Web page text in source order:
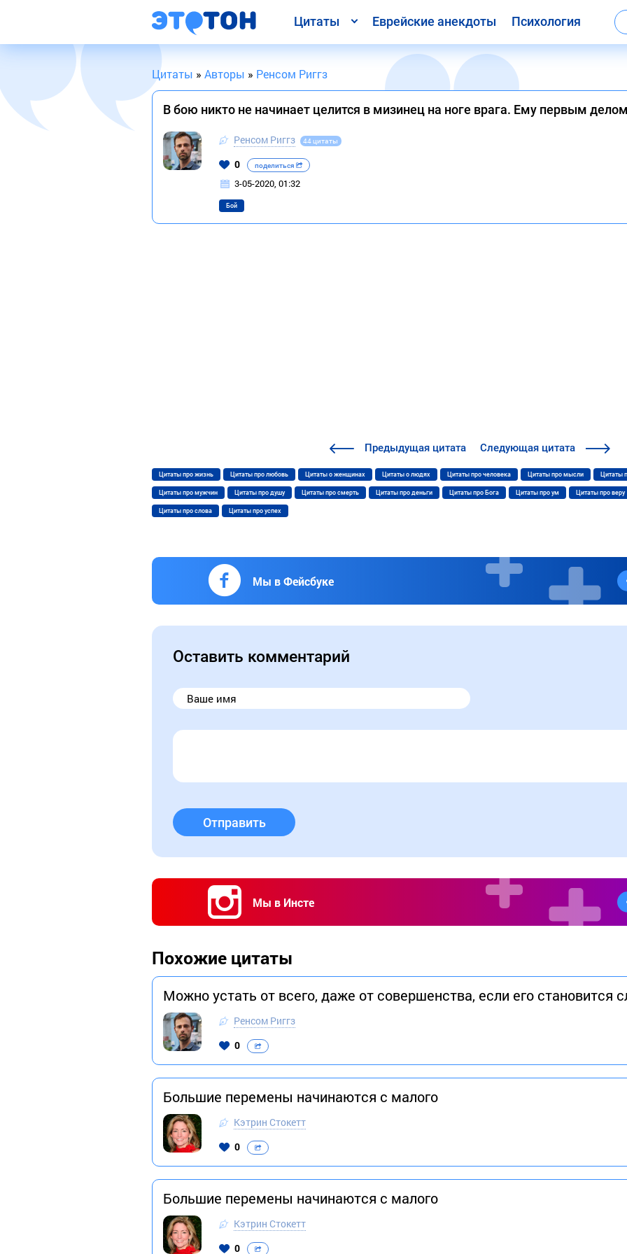
Цитаты Еврейские анекдоты Психология
Цитаты » Авторы » Ренсом Риггз
В бою никто не начинает целится в мизинец на ноге врага. Ему первым
Ренсом Риггз 44 цитаты
0 поделиться
3-05-2020, 01:32
Бой
Предыдущая цитата Следующая цитата
Цитаты про жизнь Цитаты про любовь Цитаты о женщинах Цитаты о людях Цитаты про человека Цитаты про мысли Цитаты
Цитаты про мужчин Цитаты про душу Цитаты про смерть Цитаты про деньги Цитаты про Бога Цитаты про ум Цитаты про веру
Цитаты про слова Цитаты про успех
Мы в Фейсбуке
Оставить комментарий
Отправить
Мы в Инсте
Похожие цитаты
Можно устать от всего, даже от совершенства, если его становится
Ренсом Риггз
0
Большие перемены начинаются с малого
Кэтрин Стокетт
0
Большие перемены начинаются с малого
Кэтрин Стокетт
0